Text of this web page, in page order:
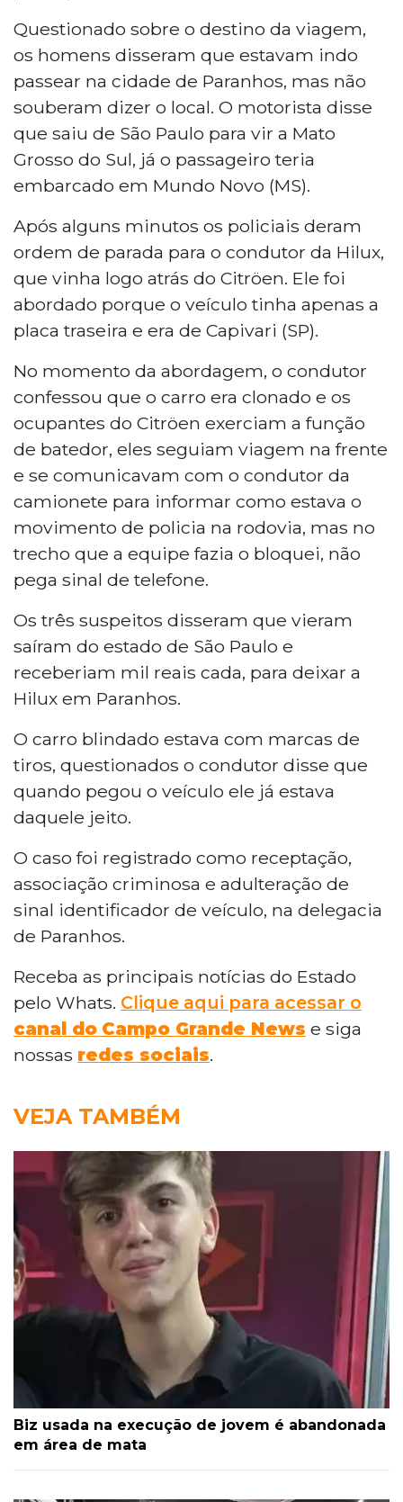
Questionado sobre o destino da viagem,
os homens disseram que estavam indo
passear na cidade de Paranhos, mas não
souberam dizer o local. O motorista disse
que saiu de São Paulo para vir a Mato
Grosso do Sul, já o passageiro teria
embarcado em Mundo Novo (MS).
Após alguns minutos os policiais deram
ordem de parada para o condutor da Hilux,
que vinha logo atrás do Citröen. Ele foi
abordado porque o veículo tinha apenas a
placa traseira e era de Capivari (SP).
No momento da abordagem, o condutor
confessou que o carro era clonado e os
ocupantes do Citröen exerciam a função
de batedor, eles seguiam viagem na frente
e se comunicavam com o condutor da
camionete para informar como estava o
movimento de policia na rodovia, mas no
trecho que a equipe fazia o bloquei, não
pega sinal de telefone.
Os três suspeitos disseram que vieram
saíram do estado de São Paulo e
receberiam mil reais cada, para deixar a
Hilux em Paranhos.
O carro blindado estava com marcas de
tiros, questionados o condutor disse que
quando pegou o veículo ele já estava
daquele jeito.
O caso foi registrado como receptação,
associação criminosa e adulteração de
sinal identificador de veículo, na delegacia
de Paranhos.
Receba as principais notícias do Estado
pelo Whats. Clique aqui para acessar o
canal do Campo Grande News e siga
nossas redes sociais.
VEJA TAMBÉM
Biz usada na execução de jovem é abandonada
em área de mata